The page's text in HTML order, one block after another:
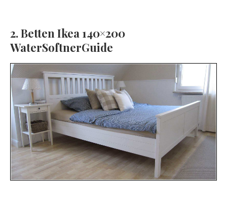
2. Betten Ikea 140×200
WaterSoftnerGuide